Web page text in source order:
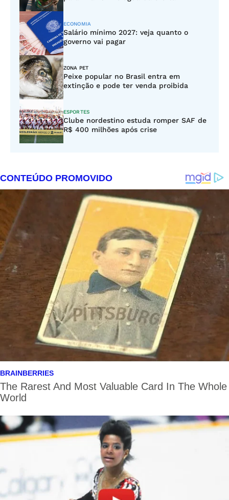
ECONOMIA
Salário mínimo 2027: veja quanto o
governo vai pagar
ZONA PET
Peixe popular no Brasil entra em
extinção e pode ter venda proibida
ESPORTES
Clube nordestino estuda romper SAF de
R$ 400 milhões após crise